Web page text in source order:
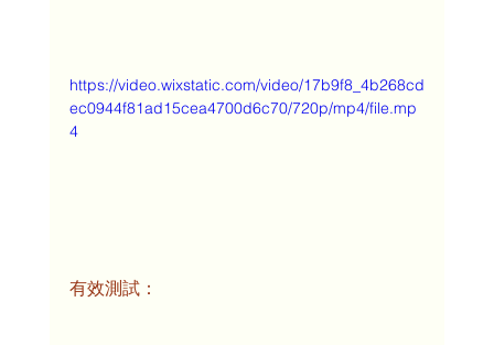
https://video.wixstatic.com/video/17b9f8_4b268cd
ec0944f81ad15cea4700d6c70/720p/mp4/file.mp
4
有效測試：